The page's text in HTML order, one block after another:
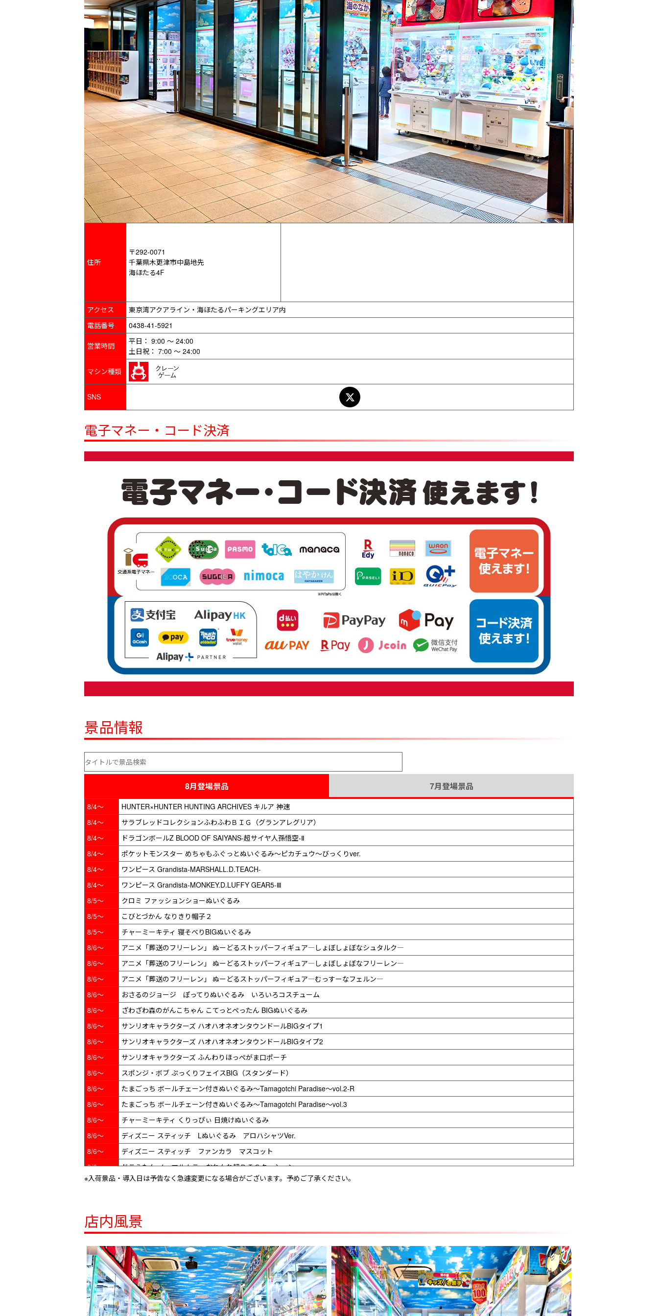
住所
〒292-0071
千葉県木更津市中島地先
海ほたる4F
アクセス
東京湾アクアライン・海ほたるパーキングエリア内
電話番号
0438-41-5921
営業時間
平日： 9:00 ～ 24:00
土日祝： 7:00 ～ 24:00
マシン種類
SNS
電子マネー・コード決済
景品情報
8月登場景品 7月登場景品
8/4～
HUNTER×HUNTER HUNTING ARCHIVES キルア 神速
8/4～
サラブレッドコレクションふわふわＢＩＧ（グランアレグリア）
8/4～
ドラゴンボールZ BLOOD OF SAIYANS-超サイヤ人孫悟空-Ⅱ
8/4～
ポケットモンスター めちゃもふぐっとぬいぐるみ～ピカチュウ～びっくりver.
8/4～
ワンピース Grandista-MARSHALL.D.TEACH-
8/4～
ワンピース Grandista-MONKEY.D.LUFFY GEAR5-Ⅲ
8/5～
クロミ ファッションショーぬいぐるみ
8/5～
こびとづかん なりきり帽子２
8/5～
チャーミーキティ 寝そべりBIGぬいぐるみ
8/6～
アニメ「葬送のフリーレン」 ぬーどるストッパーフィギュア―しょぼしょぼなシュタルク―
8/6～
アニメ「葬送のフリーレン」 ぬーどるストッパーフィギュア―しょぼしょぼなフリーレン―
8/6～
アニメ「葬送のフリーレン」 ぬーどるストッパーフィギュア―むっすーなフェルン―
8/6～
おさるのジョージ ぽってりぬいぐるみ いろいろコスチューム
8/6～
ざわざわ森のがんこちゃん こてっとぺったん BIGぬいぐるみ
8/6～
サンリオキャラクターズ ハオハオネオンタウンドールBIGタイプ1
8/6～
サンリオキャラクターズ ハオハオネオンタウンドールBIGタイプ2
8/6～
サンリオキャラクターズ ふんわりほっぺがま口ポーチ
8/6～
スポンジ・ボブ ぷっくりフェイスBIG（スタンダード）
8/6～
たまごっち ボールチェーン付きぬいぐるみ～Tamagotchi Paradise～vol.2-R
8/6～
たまごっち ボールチェーン付きぬいぐるみ～Tamagotchi Paradise～vol.3
8/6～
チャーミーキティ くりっぴぃ 日焼けぬいぐるみ
8/6～
ディズニー スティッチ Lぬいぐるみ アロハシャツVer.
8/6～
ディズニー スティッチ ファンカラ マスコット
8/6～
ドラえもん ノーマルカラーおねんね超ＢＩＧクッション
8/6～
ナルミヤキャラクターズ マスコット‐べリエちゃん‐Ver.2
8/6～
パンダ ハローキティ リボンがいっぱいBIGぬいぐるみ
8/6～
ポケットモンスター フェイスぬいぐるみバンド～フシギダネ・ヒトカゲ・ゼニガメ・ピカチュウ～30th Anniversary
8/6～
ポケットモンスター ぷくぷくクリアミニポーチ
8/6～
ポケットモンスター めちゃもふぐっと ほっこりいやされぬいぐるみ～カビゴン～
8/6～
ポケットモンスター めちゃもふぐっとぬいぐるみ～モンスターボール・スーパーボール・ハイパーボール・マスターボール・プレミアボール～
8/6～
ポケットモンスター めちゃもふぐっとぬいぐるみ～ラプラス～振り向きver.
8/6～
マインクラフト BIGぬいぐるみ：エンダードラゴン
※入荷景品・導入日は予告なく急遽変更になる場合がございます。予めご了承ください。
店内風景